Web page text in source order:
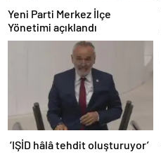
Yeni Parti Merkez İlçe
Yönetimi açıklandı
‘IŞİD hâlâ tehdit oluşturuyor’